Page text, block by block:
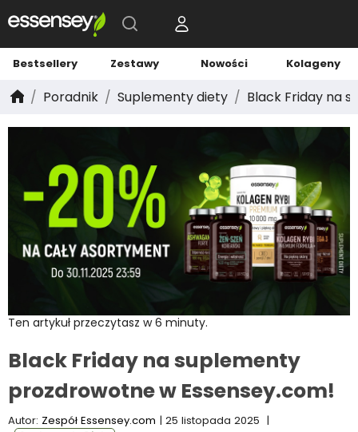
Bestsellery Zestawy Nowości Kolageny
Poradnik Suplementy diety Black Friday na
Ten artykuł przeczytasz w 6 minuty.
Black Friday na suplementy
prozdrowotne w Essensey.com!
Autor: Zespół Essensey.com | 25 listopada 2025 |